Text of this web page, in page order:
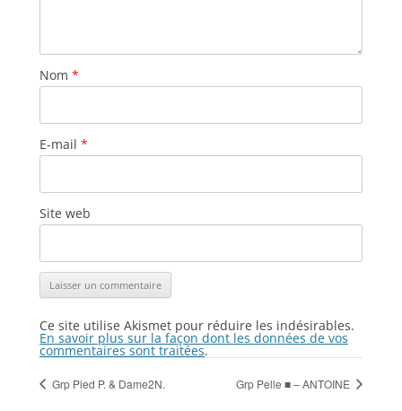
Nom *
E-mail *
Site web
Ce site utilise Akismet pour réduire les indésirables.
En savoir plus sur la façon dont les données de vos
commentaires sont traitées.
Grp Pied P. & Dame2N. Grp Pelle ■ – ANTOINE